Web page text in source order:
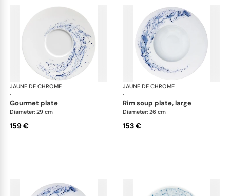
JAUNE DE CHROME
·
Blue Impression
gourmet plate
Diameter: 29 cm
159 €
JAUNE DE CHROME
·
rim soup plate, large
Diameter: 26 cm
153 €